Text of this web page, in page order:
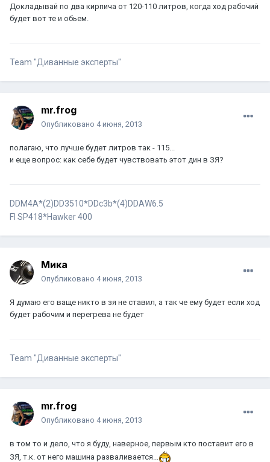
Докладывай по два кирпича от 120-110 литров, когда ход рабочий
будет вот те и обьем.
Team "Диванные эксперты"
mr.frog
Опубликовано 4 июня, 2013
полагаю, что лучше будет литров так - 115...
и еще вопрос: как себе будет чувствовать этот дин в ЗЯ?
DDM4A*(2)DD3510*DDc3b*(4)DDАW6.5
FI SP418*Hawker 400
Мика
Опубликовано 4 июня, 2013
Я думаю его ваще никто в зя не ставил, а так че ему будет если ход
будет рабочим и перегрева не будет
Team "Диванные эксперты"
mr.frog
Опубликовано 4 июня, 2013
в том то и дело, что я буду, наверное, первым кто поставит его в
ЗЯ, т.к. от него машина разваливается...